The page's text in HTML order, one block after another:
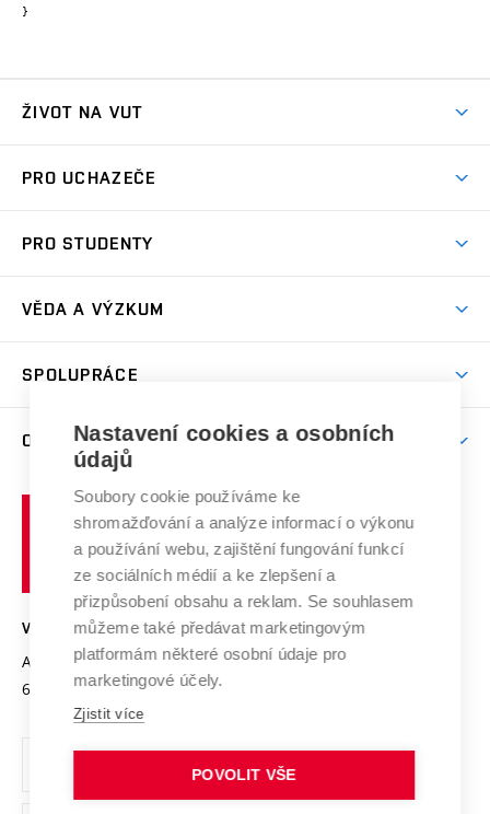
}
ŽIVOT NA VUT
Koleje
Sport na VUT
PRO UCHAZEČE
Dny otevřených dveří
Celoživotní vzdělávání
E-přihláška
PRO STUDENTY
Harmonogram akademického roku
Závěrečné práce
Doktorské studium
Zpracování osobních údajů studentů
Sociální bezpečí
Studium bez bariér
Podpora podnikání
VĚDA A VÝZKUM
Mezinárodní vědecká rada
Systém zajišťování kvality výzkumu
Výzkumné infrastruktury
Transfer znalostí
Open Science
Projekty
Projekty ze strukturálních fondů
Specifický výzkum
SPOLUPRÁCE
Firemní spolupráce
Zahraniční spolupráce
Spolupráce se školami
Mezinárodní dohody
Univerzitní sítě
O UNIVERZITĚ
Profil univerzity
Udržitelná univerzita
Podnikavá univerzita / ContriBUTe
Bezpečná univerzita
Vyznamenání
Organizační struktura
Ochrana osobních údajů
učení
technické
Brně
VYSOKÉ UČENÍ TECHNICKÉ V BRNĚ
Antonínská 548/1
602 00 Brno
www.vut.cz
vut@vutbr.cz
Nastavení cookies a osobních
údajů
Soubory cookie používáme ke
shromažďování a analýze informací o výkonu
a používání webu, zajištění fungování funkcí
ze sociálních médií a ke zlepšení a
přizpůsobení obsahu a reklam. Se souhlasem
můžeme také předávat marketingovým
platformám některé osobní údaje pro
marketingové účely.
Zjistit více
POVOLIT VŠE